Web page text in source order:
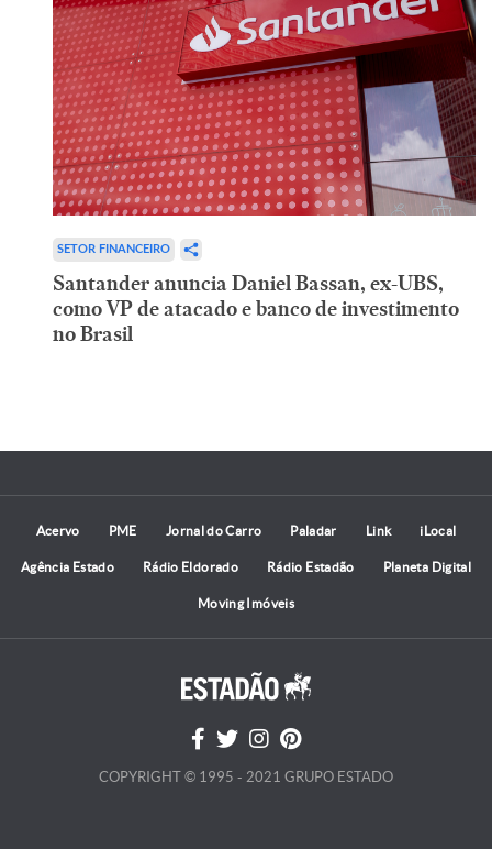
SETOR FINANCEIRO
Santander anuncia Daniel Bassan, ex-UBS,
como VP de atacado e banco de investimento
no Brasil
Acervo PME Jornal do Carro Paladar Link iLocal
Agência Estado Rádio Eldorado Rádio Estadão Planeta Digital
Moving Imóveis
COPYRIGHT © 1995 - 2021 GRUPO ESTADO